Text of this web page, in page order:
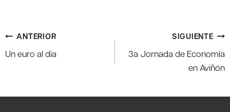
Navegación
de
ANTERIOR
Un euro al dia
SIGUIENTE
3a Jornada de Economía
en Aviñón